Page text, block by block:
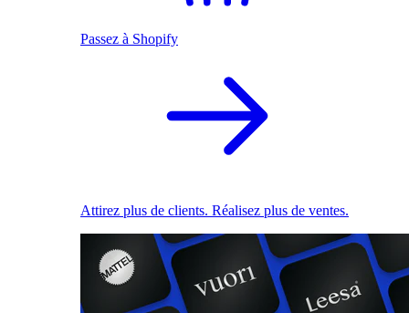
Passez à Shopify
Attirez plus de clients. Réalisez plus de ventes.